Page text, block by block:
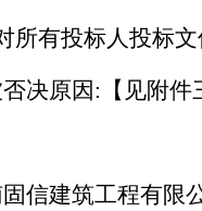
所有投标人投标
决原因:【见附件
信建筑工程有限